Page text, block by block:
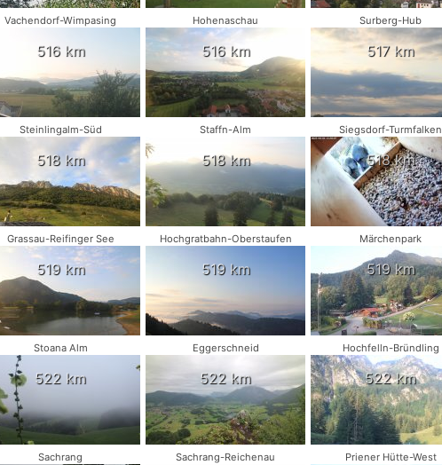
Vachendorf-Wimpasing
516 km
Hohenaschau
516 km
Surberg-Hub
517 km
Steinlingalm-Süd
518 km
Staffn-Alm
518 km
Siegsdorf-Turmfalken
518 km
Grassau-Reifinger See
519 km
Hochgratbahn-Oberstaufen
519 km
Märchenpark
519 km
Stoana Alm
522 km
Eggerschneid
522 km
Hochfelln-Bründling
522 km
Sachrang Sachrang-Reichenau Priener Hütte-West